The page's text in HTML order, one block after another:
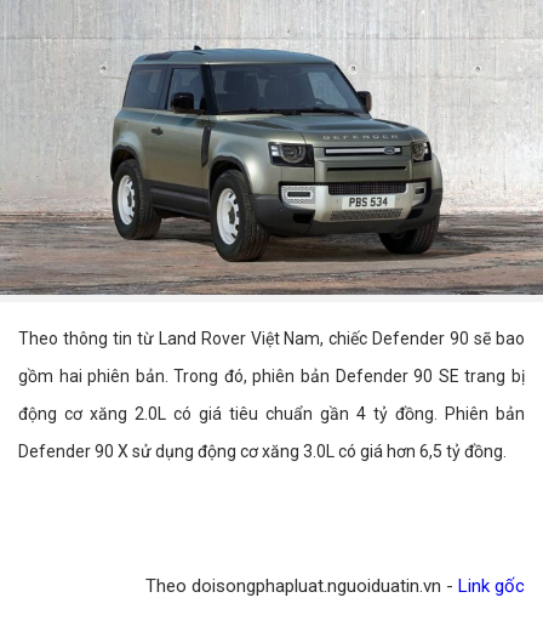
Theo thông tin từ Land Rover Việt Nam, chiếc Defender 90 sẽ bao
gồm hai phiên bản. Trong đó, phiên bản Defender 90 SE trang bị
động cơ xăng 2.0L có giá tiêu chuẩn gần 4 tỷ đồng. Phiên bản
Defender 90 X sử dụng động cơ xăng 3.0L có giá hơn 6,5 tỷ đồng.
Theo doisongphapluat.nguoiduatin.vn - Link gốc